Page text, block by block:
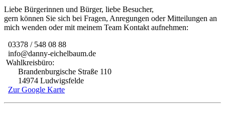
Liebe Bürgerinnen und Bürger, liebe Besucher,
gern können Sie sich bei Fragen, Anregungen oder Mitteilungen an
mich wenden oder mit meinem Team Kontakt aufnehmen:
03378 / 548 08 88
info@danny-eichelbaum.de
Wahlkreisbüro:
Brandenburgische Straße 110
14974 Ludwigsfelde
Zur Google Karte